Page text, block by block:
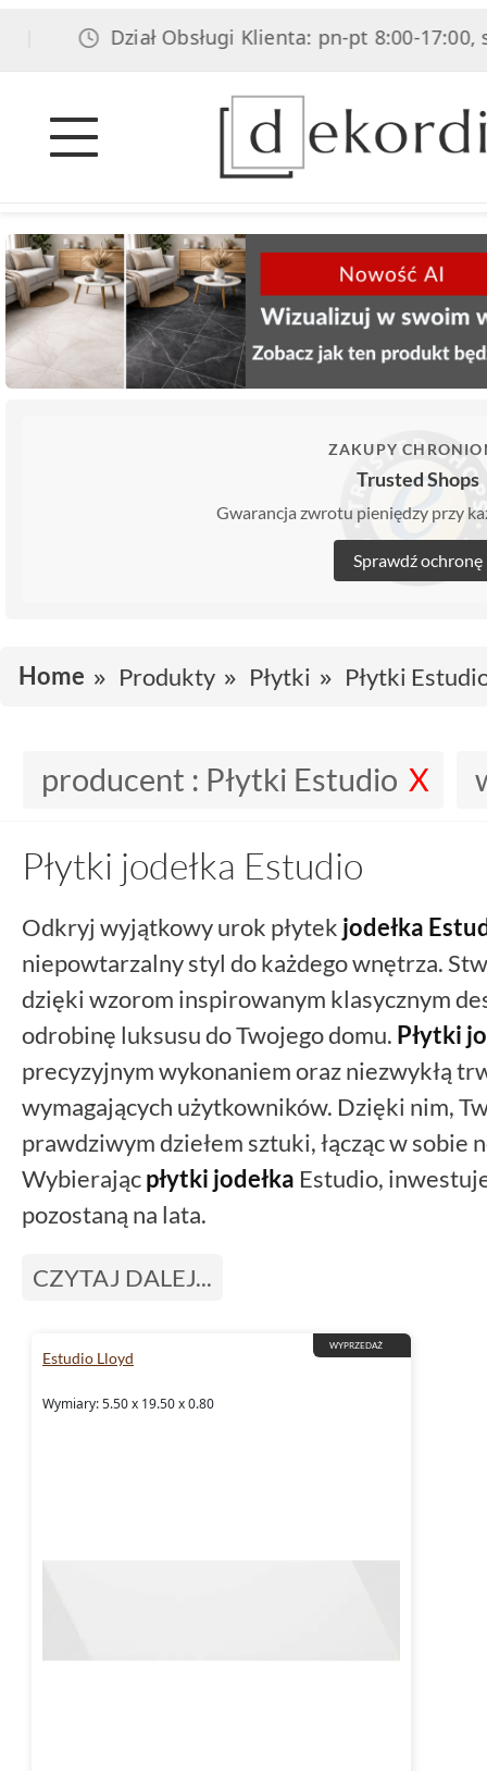
Dział Obsługi Klienta: pn-pt 8:00-17:00, sob
ZAKUPY
Trusted Shops
Gwarancja zwrotu pieniędzy przy
Sprawdź ochronę
Home Produkty Płytki Płytki
producent : Płytki Estudio
Płytki jodełka Estudio
Odkryj wyjątkowy urok płytek jodełka
niepowtarzalny styl do każdego wnętrza.
dzięki wzorom inspirowanym klasycznym
odrobinę luksusu do Twojego domu. Płytki
precyzyjnym wykonaniem oraz niezwykłą
wymagających użytkowników. Dzięki nim,
prawdziwym dziełem sztuki, łącząc w sobie
Wybierającpłytki jodełka Estudio,
pozostaną na lata.
CZYTAJ DALEJ...
WYPRZEDAŻ
Estudio Lloyd
Wymiary: 5.50 x 19.50 x 0.80